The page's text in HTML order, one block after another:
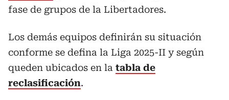
fase de grupos de la Libertadores.
Los demás equipos definirán su situación
conforme se defina la Liga 2025-II y según
queden ubicados en la tabla de
reclasificación.